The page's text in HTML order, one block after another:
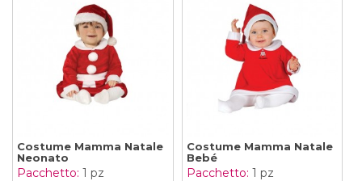
Costume Mamma Natale
Neonato
Pacchetto: 1 pz
Costume Mamma Natale
Bebé
Pacchetto: 1 pz